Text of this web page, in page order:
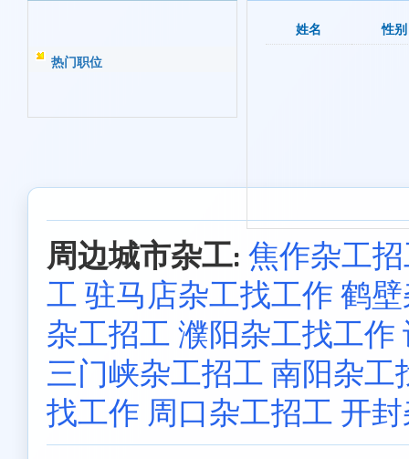
热门职位
姓名 性别
周边城市杂工: 焦作杂工
工 驻马店杂工找工作 鹤
杂工招工 濮阳杂工找工作
三门峡杂工招工 南阳杂工
找工作 周口杂工招工 开